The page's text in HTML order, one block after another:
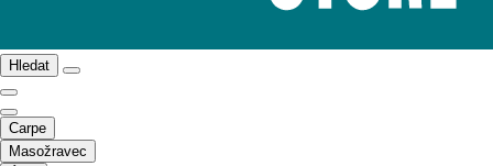
Hledat
Carpe
Masožravec